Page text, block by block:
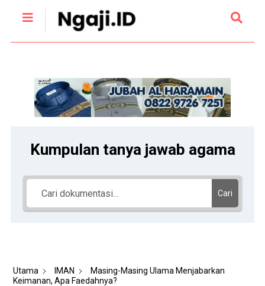
Kumpulan tanya jawab agama
Cari
Utama IMAN
Masing-Masing Ulama Menjabarkan
Keimanan, Apa Faedahnya?